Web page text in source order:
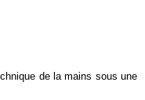
de la mains sous une